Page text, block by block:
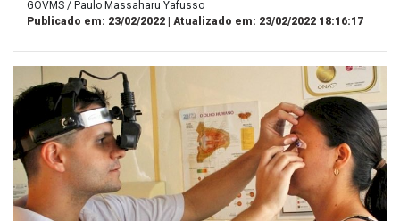
GOVMS / Paulo Massaharu Yafusso
Publicado em: 23/02/2022 | Atualizado em: 23/02/2022 18:16:17